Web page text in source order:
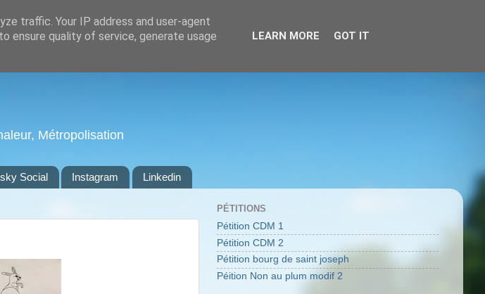
Métropolisation
Social Instagram Linkedin
PÉTITIONS
Pétition CDM 1
Pétition CDM 2
Pétition bourg de saint joseph
Péition Non au plum modif 2
traffic. Your IP address and user-agent
ensure quality of service, generate usage
LEARN MORE GOT IT